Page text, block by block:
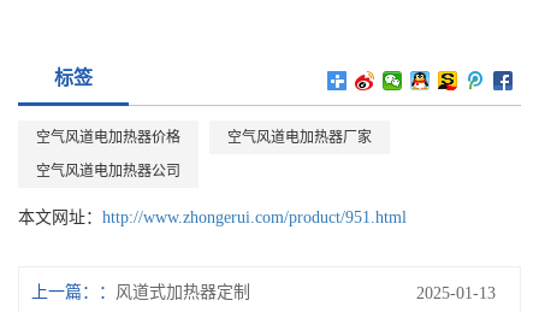
标签
空气风道电加热器价格
空气风道电加热器厂家
空气风道电加热器公司
本文网址： http://www.zhongerui.com/product/951.html
上一篇： 风道式加热器定制 2025-01-13